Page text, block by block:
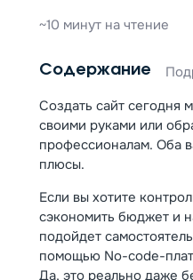
~10 минут на чтение
Содержание
Создать сайт сегодня
своими руками или
профессионалам. Оба
плюсы.
Если вы хотите
сэкономить бюджет и
подойдет
помощью No-code-
Да, это реально даже